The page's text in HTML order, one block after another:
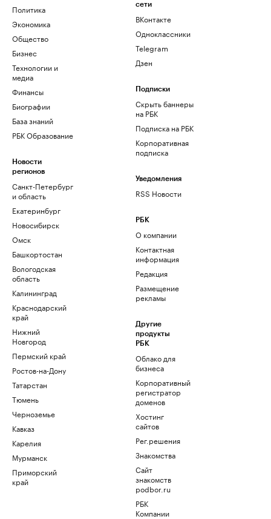
Политика
Экономика
Общество
Бизнес
Технологии и
медиа
Финансы
Биографии
База знаний
РБК Образование
Новости
регионов
Санкт-Петербург
и область
Екатеринбург
Новосибирск
Омск
Башкортостан
Вологодская
область
Калининград
Краснодарский
край
Нижний
Новгород
Пермский край
Ростов-на-Дону
Татарстан
Тюмень
Черноземье
Кавказ
Карелия
Мурманск
Приморский
край
сети
ВКонтакте
Одноклассники
Telegram
Дзен
Подписки
Скрыть баннеры
на РБК
Подписка на РБК
Корпоративная
подписка
Уведомления
RSS Новости
РБК
О компании
Контактная
информация
Редакция
Размещение
рекламы
Другие
продукты
РБК
Облако для
бизнеса
Корпоративный
регистратор
доменов
Хостинг
сайтов
Рег.решения
Знакомства
Сайт
знакомств
podbor.ru
РБК
Компании